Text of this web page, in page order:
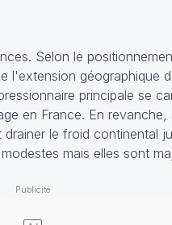
Selon le
l'extension géographique
principale se
en France. En revanche,
le froid continental
mais elles sont